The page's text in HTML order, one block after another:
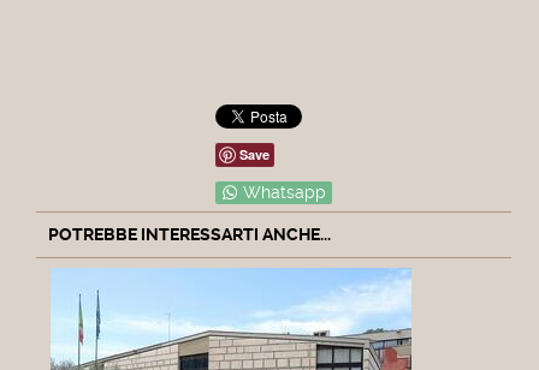
Save
Whatsapp
POTREBBE INTERESSARTI ANCHE...